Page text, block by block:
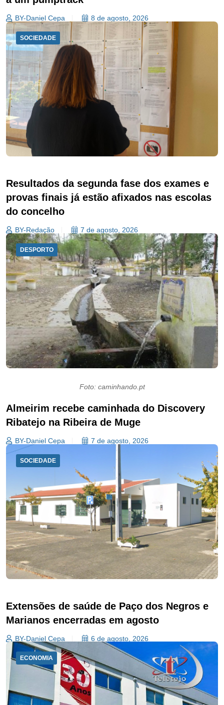
BY-Daniel Cepa 8 de agosto, 2026
SOCIEDADE
Resultados da segunda fase dos exames e
provas finais já estão afixados nas escolas
do concelho
BY-Redação 7 de agosto, 2026
Foto: caminhando.pt
DESPORTO
Almeirim recebe caminhada do Discovery
Ribatejo na Ribeira de Muge
BY-Daniel Cepa 7 de agosto, 2026
SOCIEDADE
Extensões de saúde de Paço dos Negros e
Marianos encerradas em agosto
BY-Daniel Cepa 6 de agosto, 2026
ECONOMIA